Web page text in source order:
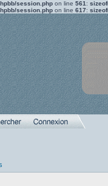
session.php on line 561 :
session.php on line 617: